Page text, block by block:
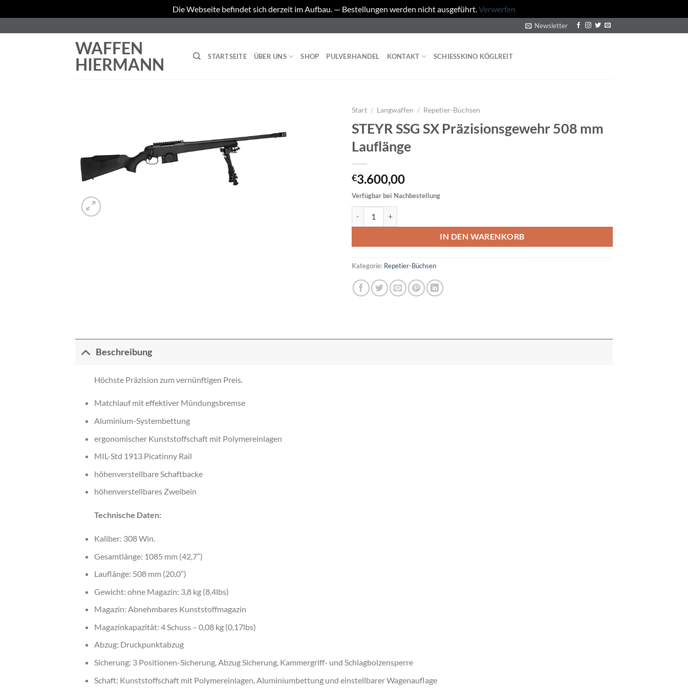
Die Webseite befindet sich derzeit im Aufbau. — Bestellungen werden nicht ausgeführt.Verwerfen
Inhalt
Newsletter
WAFFEN
HIERMANN
STARTSEITE ÜBER UNS SHOP PULVERHANDEL KONTAKT SCHIESSKINO KÖGLREIT
Start / Langwaffen / Repetier-Büchsen
STEYR SSG SX Präzisionsgewehr 508 mm
Lauflänge
€3.600,00
Verfügbar bei Nachbestellung
IN DEN WARENKORB
Kategorie: Repetier-Büchsen
Beschreibung
Höchste Präzision zum vernünftigen Preis.
Matchlauf mit effektiver Mündungsbremse
Aluminium-Systembettung
ergonomischer Kunststoffschaft mit Polymereinlagen
MIL-Std 1913 Picatinny Rail
höhenverstellbare Schaftbacke
höhenverstellbares Zweibein
Technische Daten:
Kaliber: 308 Win.
Gesamtlänge: 1085 mm (42,7″)
Lauflänge: 508 mm (20,0″)
Gewicht: ohne Magazin: 3,8 kg (8,4lbs)
Magazin: Abnehmbares Kunststoffmagazin
Magazinkapazität: 4 Schuss – 0,08 kg (0,17lbs)
Abzug: Druckpunktabzug
Sicherung: 3 Positionen-Sicherung, Abzug Sicherung, Kammergriff- und Schlagbolzensperre
Schaft: Kunststoffschaft mit Polymereinlagen, Aluminiumbettung und einstellbarer Wagenauflage